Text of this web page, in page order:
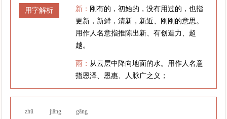
用字解析 新： 刚有的，初始的，没有用过的，也指
更新，新鲜，清新，新近、刚刚的意思。
用作人名意指推陈出新、有创造力、超
越。
雨： 从云层中降向地面的水。用作人名意
指恩泽、恩惠、人脉广之义；
zhū jiāng gāng